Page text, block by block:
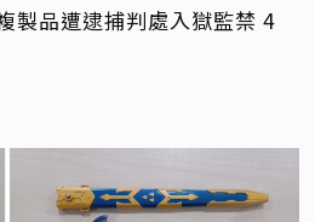
製品遭逮捕判處入獄監禁 4